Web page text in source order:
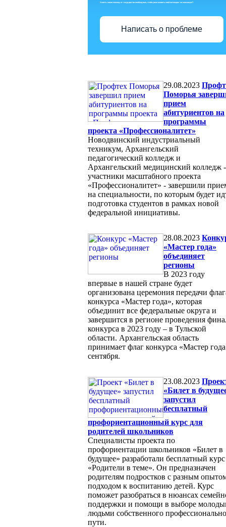
Знаете, какая помощь от государства необходима, чтобы реализовать свой потенциал на максимум?
Написать о проблеме
29.08.2023
Поморья
прием
абитуриентов на
программы
проекта «Профессионалитет»
Новодвинский индустриальный
техникум, Архангельский
педагогический колледж и
Архангельский медицинский колледж -
участники масштабного проекта
«Профессионалитет» - завершили
на специальности, по которым будет
подготовка студентов в рамках новой
федеральной инициативы.
28.08.2023
«Мастер года»
объединяет
регионы
В 2023 году
впервые в нашей стране будет
организована церемония передачи
конкурса «Мастер года», которая
объединит все федеральные округа и
завершится в регионе проведения
конкурса в 2023 году – в Тульской
области. Архангельская область
принимает флаг конкурса «Мастер
сентября.
23.08.2023
«Билет в
запустил
бесплатный
профориентационный курс для
родителей школьников
Специалисты проекта по
профориентации школьников «Билет в
будущее» разработали бесплатный курс
«Родители в теме». Он предназначен
родителям подростков с разным
подходом к воспитанию детей. Курс
поможет разобраться в нюансах
поддержки и помощи в выборе
людьми собственного
пути.